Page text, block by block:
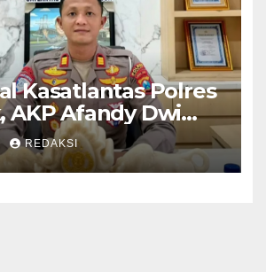
Kasatlantas Polres
AKP Afandy Dwi
REDAKSI